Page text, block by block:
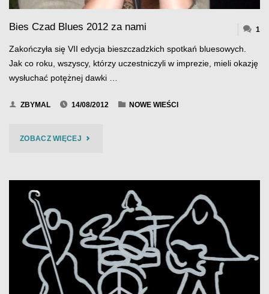
Bies Czad Blues 2012 za nami 1
Zakończyła się VII edycja bieszczadzkich spotkań bluesowych.
Jak co roku, wszyscy, którzy uczestniczyli w imprezie, mieli okazję
wysłuchać potężnej dawki …
ZBYMAL 14/08/2012 NOWE WIEŚCI
ZOBACZ WIĘCEJ"BIES
ZA
NAMI"